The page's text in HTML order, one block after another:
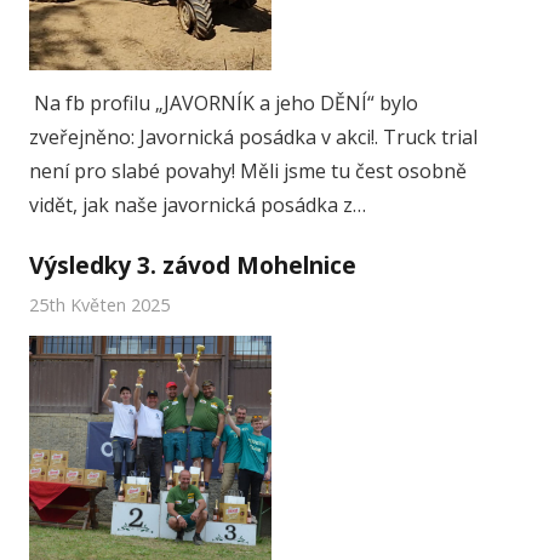
Na fb profilu „JAVORNÍK a jeho DĚNÍ“ bylo
zveřejněno: Javornická posádka v akci!. Truck trial
není pro slabé povahy! Měli jsme tu čest osobně
vidět, jak naše javornická posádka z…
Výsledky 3. závod Mohelnice
25th Květen 2025